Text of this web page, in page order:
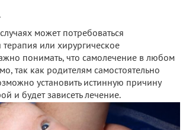
может потребоваться
или хирургическое
понимать, что самолечение в любом
так как родителям самостоятельно
установить истинную причину
и будет зависеть лечение.